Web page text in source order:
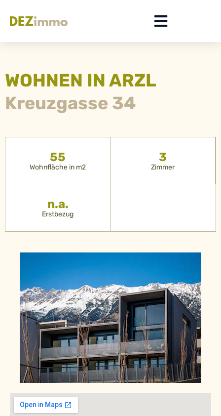
WOHNEN IN ARZL
Kreuzgasse 34
55
Wohnfläche in m2
3
Zimmer
n.a.
Erstbezug